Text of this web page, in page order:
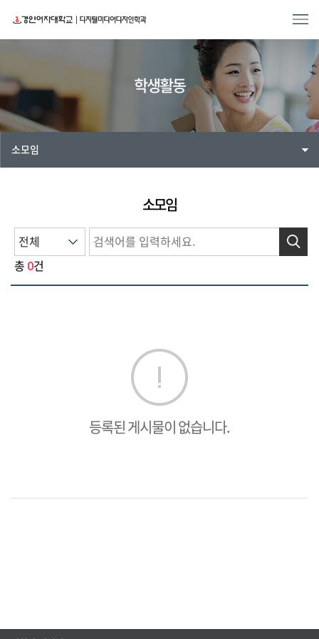
학생활동
소모임
소모임
총 0건
등록된 게시물이 없습니다.